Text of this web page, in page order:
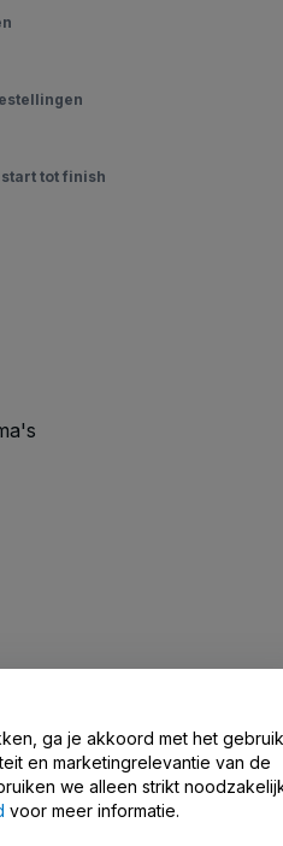
tot finish
Contact Met Ons Op
ga je akkoord met het gebruik
en marketingrelevantie van de
we alleen strikt
voor meer informatie.